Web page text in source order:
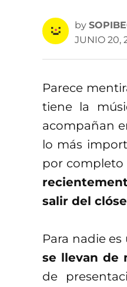
by
JUNIO 20,
Parece
tiene la
acompañan
lo más
por completo
salir del
Para nadie
se llevan de
de